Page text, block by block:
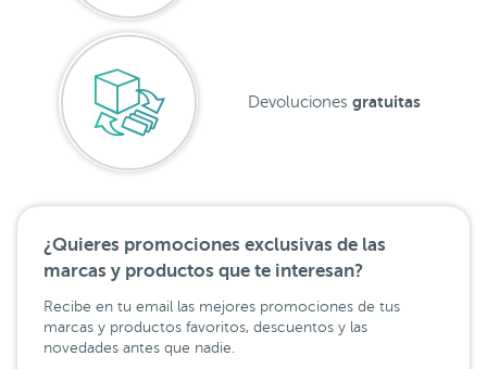
Devoluciones gratuitas
¿Quieres promociones exclusivas de las
marcas y productos que te interesan?
Recibe en tu email las mejores promociones de tus
marcas y productos favoritos, descuentos y las
novedades antes que nadie.